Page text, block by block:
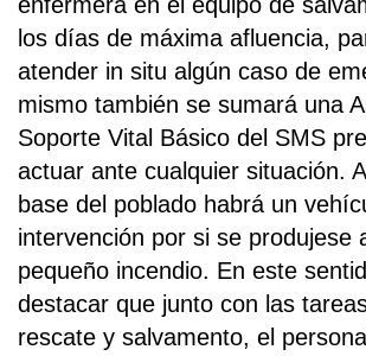
los días de máxima afluencia,
atender in situ algún caso de
mismo también se sumará una
Soporte Vital Básico del SMS
actuar ante cualquier situación.
base del poblado habrá un
intervención por si se produjese
pequeño incendio. En este
destacar que junto con las
rescate y salvamento, el